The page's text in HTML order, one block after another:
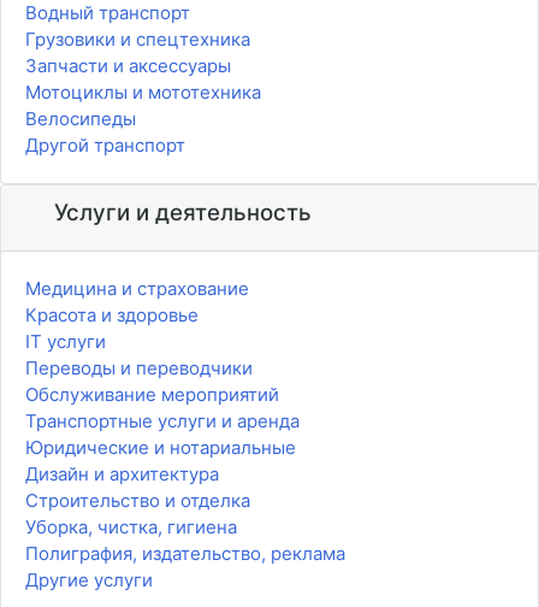
Водный транспорт
Грузовики и спецтехника
Запчасти и аксессуары
Мотоциклы и мототехника
Велосипеды
Другой транспорт
Услуги и деятельность
Медицина и страхование
Красота и здоровье
IT услуги
Переводы и переводчики
Обслуживание мероприятий
Транспортные услуги и аренда
Юридические и нотариальные
Дизайн и архитектура
Строительство и отделка
Уборка, чистка, гигиена
Полиграфия, издательство, реклама
Другие услуги